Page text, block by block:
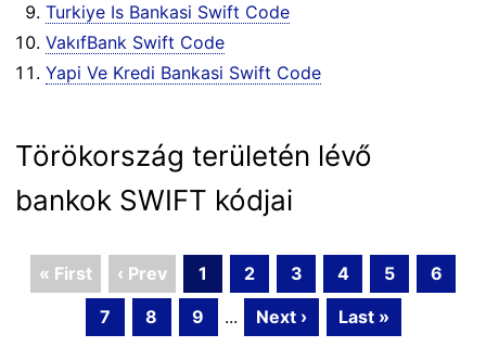
Turkiye Is Bankasi Swift Code
VakıfBank Swift Code
Yapi Ve Kredi Bankasi Swift Code
Törökország területén lévő
bankok SWIFT kódjai
« First ‹ Prev 1 2 3 4 5
6
7
8 9 ... Next › Last »